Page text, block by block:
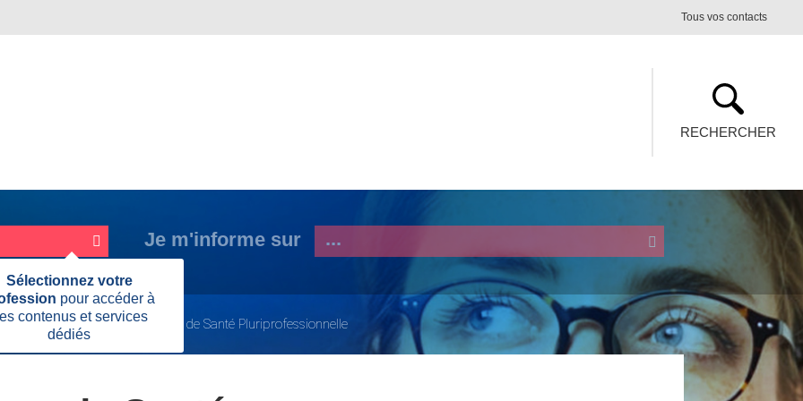
Tous vos contacts
RECHERCHER
Je m'informe sur
Sélectionnez votre
pour accéder à
contenus et services
dédiés
cette
MSP
Page
Créer une Maison de Santé Pluriprofessionnelle